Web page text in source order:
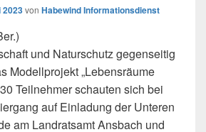
2023von Habewind Informationsdienst
und Naturschutz gegenseitig
Modellprojekt „Lebensräume
Teilnehmer schauten sich bei
auf Einladung der Unteren
am Landratsamt Ansbach und